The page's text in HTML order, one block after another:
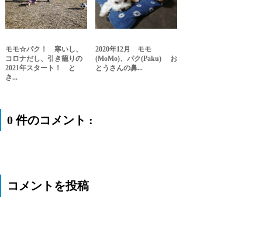
モモ☆パク！ 寒いし、
コロナだし、引き籠りの
2021年スタート！ と
き...
2020年12月 モモ
(MoMo)、パク(Paku) お
とうさんの鼻...
0 件のコメント :
コメントを投稿